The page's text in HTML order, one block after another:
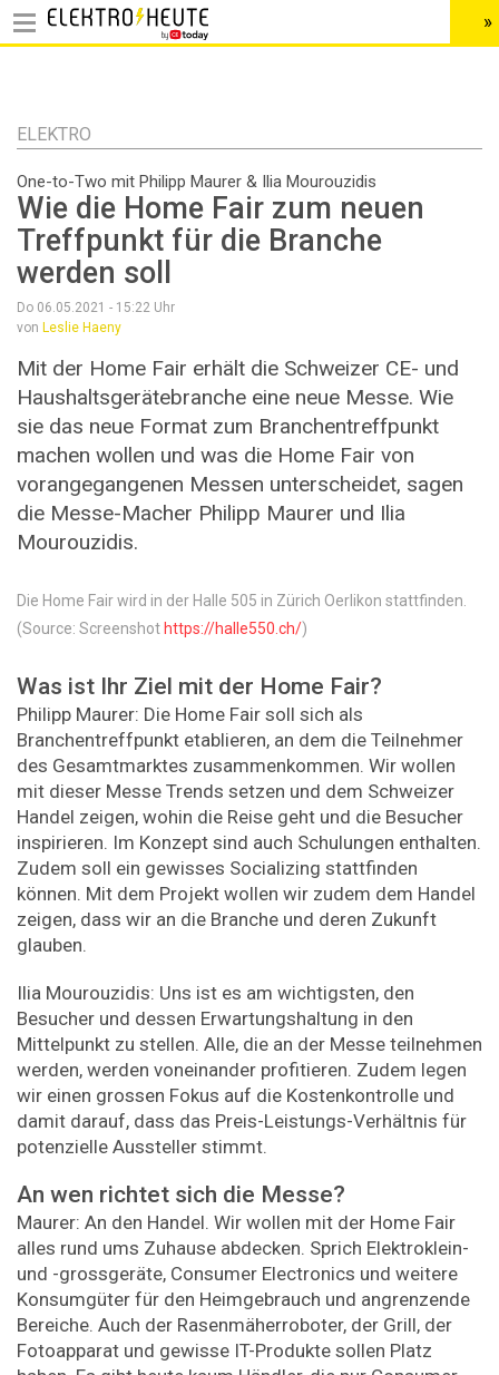
Inhalt
HEADER
MENU
»
ELEKTRO
One-to-Two mit Philipp Maurer & Ilia Mourouzidis
Wie die Home Fair zum neuen
Treffpunkt für die Branche
werden soll
Do 06.05.2021 - 15:22 Uhr
von Leslie Haeny
Mit der Home Fair erhält die Schweizer CE- und
Haushaltsgerätebranche eine neue Messe. Wie
sie das neue Format zum Branchentreffpunkt
machen wollen und was die Home Fair von
vorangegangenen Messen unterscheidet, sagen
die Messe-Macher Philipp Maurer und Ilia
Mourouzidis.
Die Home Fair wird in der Halle 505 in Zürich Oerlikon stattfinden.
(Source: Screenshothttps://halle550.ch/)
Was ist Ihr Ziel mit der Home Fair?
Philipp Maurer: Die Home Fair soll sich als
Branchentreffpunkt etablieren, an dem die Teilnehmer
des Gesamtmarktes zusammenkommen. Wir wollen
mit dieser Messe Trends setzen und dem Schweizer
Handel zeigen, wohin die Reise geht und die Besucher
inspirieren. Im Konzept sind auch Schulungen enthalten.
Zudem soll ein gewisses Socializing stattfinden
können. Mit dem Projekt wollen wir zudem dem Handel
zeigen, dass wir an die Branche und deren Zukunft
glauben.
Ilia Mourouzidis: Uns ist es am wichtigsten, den
Besucher und dessen Erwartungshaltung in den
Mittelpunkt zu stellen. Alle, die an der Messe teilnehmen
werden, werden voneinander profitieren. Zudem legen
wir einen grossen Fokus auf die Kostenkontrolle und
damit darauf, dass das Preis-Leistungs-Verhältnis für
potenzielle Aussteller stimmt.
An wen richtet sich die Messe?
Maurer: An den Handel. Wir wollen mit der Home Fair
alles rund ums Zuhause abdecken. Sprich Elektroklein-
und -grossgeräte, Consumer Electronics und weitere
Konsumgüter für den Heimgebrauch und angrenzende
Bereiche. Auch der Rasenmäherroboter, der Grill, der
Fotoapparat und gewisse IT-Produkte sollen Platz